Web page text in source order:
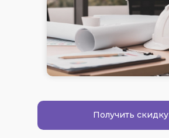
Получить скидку